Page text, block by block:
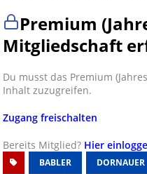
Premium
Mitgliedschaft
Du musst das Premium
Inhalt zuzugreifen.
Zugang freischalten
Bereits Mitglied? Hier
BABLER DORNAUER